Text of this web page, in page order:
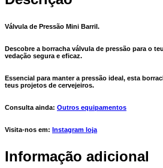
Válvula de Pressão Mini Barril.
Descobre a borracha válvula de pressão para o
vedação segura e eficaz.
Essencial para manter a pressão ideal, esta
teus projetos de cervejeiros.
Consulta ainda: Outros equipamentos
Visita-nos em: Instagram loja
Informação adicional